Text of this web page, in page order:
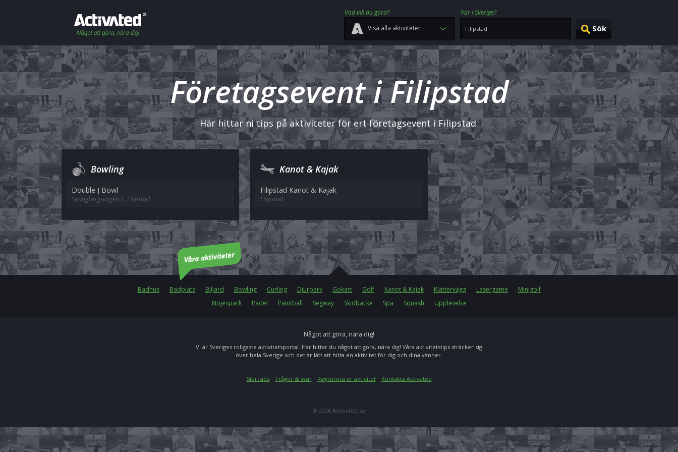
Vad vill du göra?
Var i Sverige?
Visa alla aktiviteter
Företagsevent i Filipstad
Här hittar ni tips på aktiviteter för ert företagsevent i Filipstad.
Bowling
Double J Bowl
Spångbergsvägen 1, Filipstad
Kanot & Kajak
Filipstad Kanot & Kajak
Filipstad
Badhus Badplats Biljard Bowling Curling Djurpark Gokart Golf Kanot & Kajak Klättervägg Lasergame
Minigolf
Nöjespark
Padel Paintball Segway Skidbacke Spa Squash Upplevelse
Något att göra, nära dig!
Vi är Sveriges roligaste aktivitetsportal. Här hittar du något att göra, nära dig! Våra aktivitetstips sträcker sig
över hela Sverige och det är lätt att hitta en aktivitet för dig och dina vänner.
Startsida Frågor & svar Registrera er aktivitet Kontakta Activated
© 2026 Activated.se